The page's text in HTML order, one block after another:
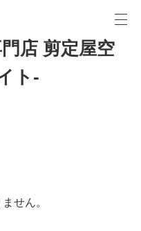
店 剪定屋空
ト-
せん。